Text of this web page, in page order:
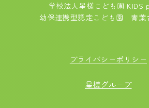
学校法人星槎こども園 KIDS
幼保連携型認定こども園 青葉
プライバシーポリシー
星槎グループ